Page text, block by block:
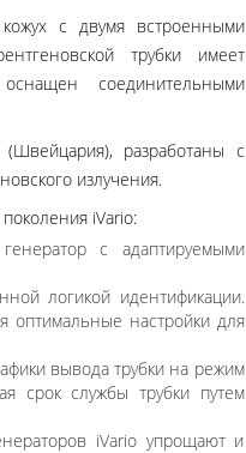
с двумя встроенными
трубки имеет
соединительными
(Швейцария), разработаны с
излучения.
iVario:
с адаптируемыми
логикой идентификации.
оптимальные настройки для
вывода трубки на режим
срок службы трубки путем
iVario упрощают и